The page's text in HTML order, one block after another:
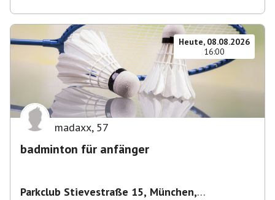
Heute, 08.08.2026
16:00
madaxx, 57
badminton für anfänger
Parkclub Stievestraße 15, München,